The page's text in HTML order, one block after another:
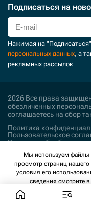
Подписаться на
Нажимая на
персональных данных, а
рекламных рассылок
2026 Все права
обезличенных
соглашаетесь на сбор
Политика
Пользовательское
Политика обработки
Поддержка и развитие
Мы используем файлы
просмотр страниц
условия его
сведения смотрите